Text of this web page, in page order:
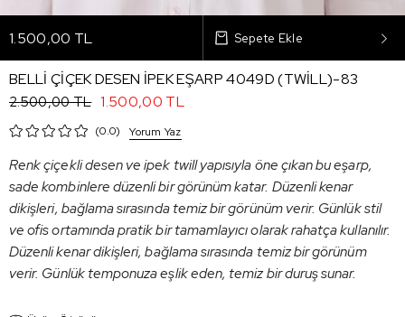
1.500,00 TL
BELLİ ÇİÇEK DESEN İPEK EŞARP 4049D (TWİLL)-83
2.500,00 TL 1.500,00 TL
0.0 Yorum Yaz
Renk çiçekli desen ve ipek twill yapısıyla öne çıkan bu eşarp,
sade kombinlere düzenli bir görünüm katar. Düzenli kenar
dikişleri, bağlama sırasında temiz bir görünüm verir. Günlük stil
ve ofis ortamında pratik bir tamamlayıcı olarak rahatça kullanılır.
Düzenli kenar dikişleri, bağlama sırasında temiz bir görünüm
verir. Günlük temponuza eşlik eden, temiz bir duruş sunar.